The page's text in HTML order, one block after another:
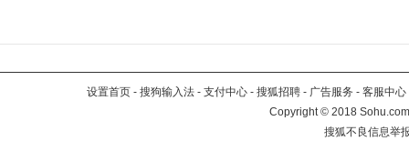
设置首页 - 搜狗输入法 - 支付中心 - 搜狐招聘 - 广告服务 - 客服中心
Copyright©2018
搜狐不良信息举